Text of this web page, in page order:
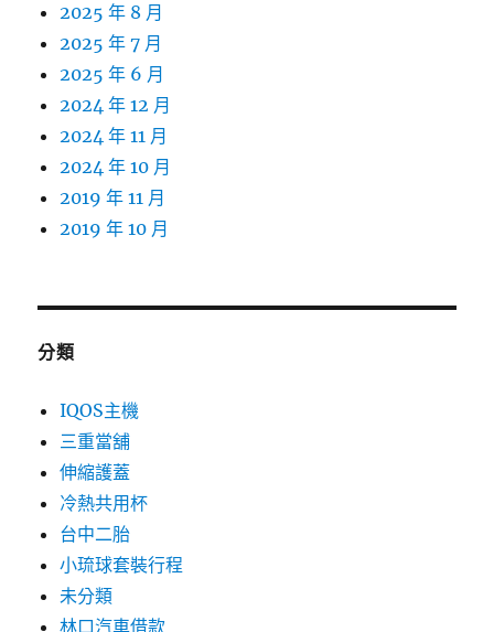
2025 年 8 月
2025 年 7 月
2025 年 6 月
2024 年 12 月
2024 年 11 月
2024 年 10 月
2019 年 11 月
2019 年 10 月
分類
IQOS主機
三重當舖
伸縮護蓋
冷熱共用杯
台中二胎
小琉球套裝行程
未分類
林口汽車借款